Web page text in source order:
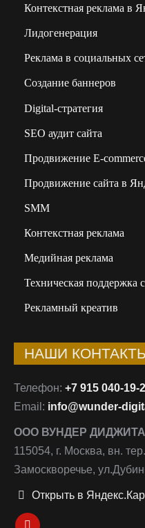
Контекстная реклама в
Лидогенерация
Реклама в социальных
Создание баннеров
Digital-стратегия
SEO аудит сайта
Продвижение E-
Продвижение сайта в
SMM
Контекстная реклама
Медийная реклама
Техническая поддержка
Рекламный креатив
НАШИ
Телефон: +7 915 040-19-
Email: info@wunder-
ООО ВУНДЕР
115054, г. Москва, вн.
Замоскворечье,
Открыть в
Ищите нас: